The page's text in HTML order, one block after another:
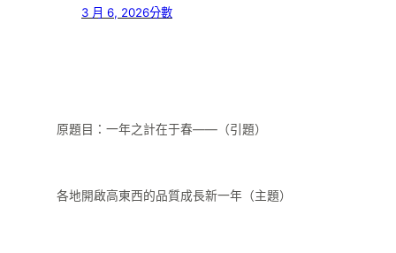
3 月 6, 2026分數
原題目：一年之計在于春——（引題）
各地開啟高東西的品質成長新一年（主題）